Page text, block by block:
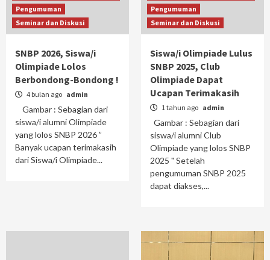
Pengumuman
Seminar dan Diskusi
SNBP 2026, Siswa/i
Olimpiade Lolos
Berbondong-Bondong !
4 bulan ago admin
Gambar : Sebagian dari
siswa/i alumni Olimpiade
yang lolos SNBP 2026 ”
Banyak ucapan terimakasih
dari Siswa/i Olimpiade...
Pengumuman
Seminar dan Diskusi
Siswa/i Olimpiade Lulus
SNBP 2025, Club
Olimpiade Dapat
Ucapan Terimakasih
1 tahun ago admin
Gambar : Sebagian dari
siswa/i alumni Club
Olimpiade yang lolos SNBP
2025 " Setelah
pengumuman SNBP 2025
dapat diakses,...